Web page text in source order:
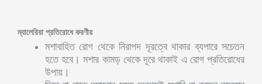
ম্যালেরিয়া প্রতিরোধে করণীয়
মশাবাহিত রোগ থেকে নিরাপদ দূরত্বে থাকার ব্যপারে সচেতন
হতে হবে। মশার কামড় থেকে দূরে থাকাই এ রোগ প্রতিরোধের
উপায়।